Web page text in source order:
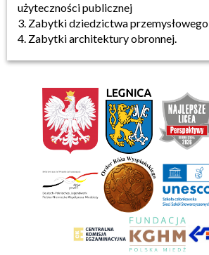
użyteczności publicznej
3. Zabytki dziedzictwa przemysłowego
4. Zabytki architektury obronnej.